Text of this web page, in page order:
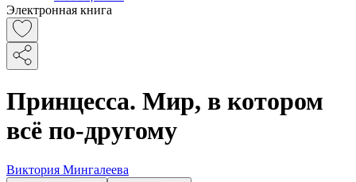
Электронная книга
Принцесса. Мир, в котором
всё по-другому
Виктория Мингалеева